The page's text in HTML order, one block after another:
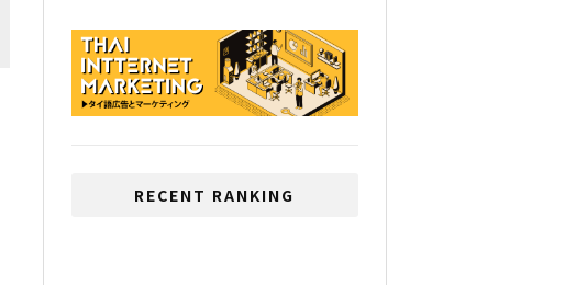
RECENT RANKING